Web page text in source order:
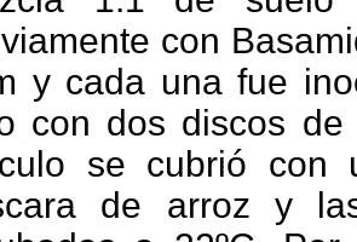
con
y cada una fue
con dos discos de
se cubrió
de arroz y